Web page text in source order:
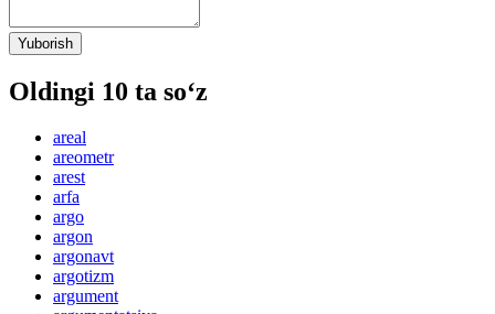
Yuborish
Oldingi 10 ta so‘z
areal
areometr
arest
arfa
argo
argon
argonavt
argotizm
argument